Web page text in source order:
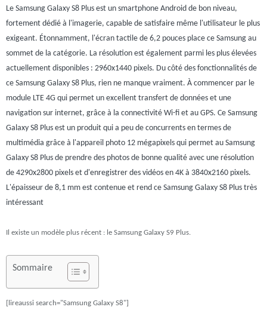
Le Samsung Galaxy S8 Plus est un smartphone Android de bon niveau,
fortement dédié à l'imagerie, capable de satisfaire même l'utilisateur le plus
exigeant. Étonnamment, l'écran tactile de 6,2 pouces place ce Samsung au
sommet de la catégorie. La résolution est également parmi les plus élevées
actuellement disponibles : 2960x1440 pixels. Du côté des fonctionnalités de
ce Samsung Galaxy S8 Plus, rien ne manque vraiment. À commencer par le
module LTE 4G qui permet un excellent transfert de données et une
navigation sur internet, grâce à la connectivité Wi-fi et au GPS. Ce Samsung
Galaxy S8 Plus est un produit qui a peu de concurrents en termes de
multimédia grâce à l'appareil photo 12 mégapixels qui permet au Samsung
Galaxy S8 Plus de prendre des photos de bonne qualité avec une résolution
de 4290x2800 pixels et d'enregistrer des vidéos en 4K à 3840x2160 pixels.
L'épaisseur de 8,1 mm est contenue et rend ce Samsung Galaxy S8 Plus très
intéressant
Il existe un modèle plus récent : le Samsung Galaxy S9 Plus.
Sommaire
[lireaussi search="Samsung Galaxy S8"]